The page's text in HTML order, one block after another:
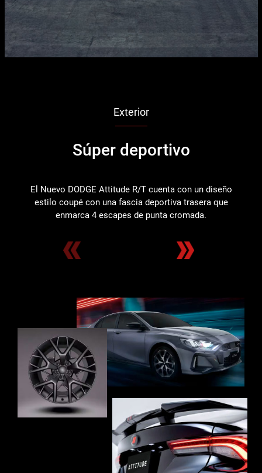
Exterior
Súper deportivo
El Nuevo DODGE Attitude R/T cuenta con un diseño
estilo coupé con una fascia deportiva trasera que
enmarca 4 escapes de punta cromada.